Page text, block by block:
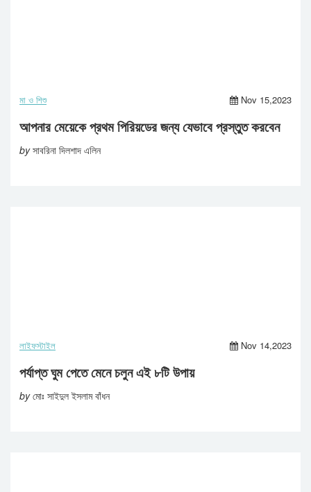
মা ও শিশু Nov 15,2023
আপনার মেয়েকে প্রথম পিরিয়ডের জন্য যেভাবে প্রস্তুত করবেন
byসাবরিনা দিলশাদ এলিন
লাইফস্টাইল Nov 14,2023
পর্যাপ্ত ঘুম পেতে মেনে চলুন এই ৮টি উপায়
byমোঃ সাইদুল ইসলাম বাঁধন